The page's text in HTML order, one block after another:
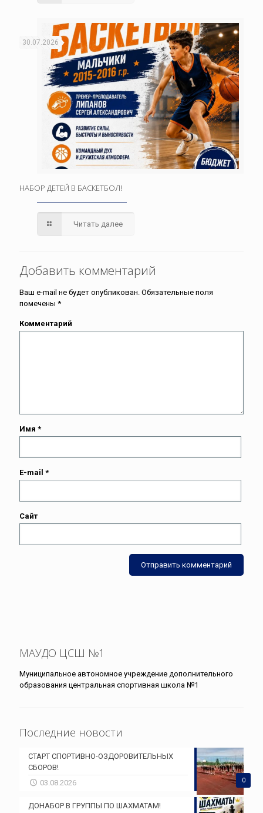
30.07.2026
НАБОР ДЕТЕЙ В БАСКЕТБОЛ!
Читать далее
Добавить комментарий
Ваш e-mail не будет опубликован. Обязательные поля
помечены *
Комментарий
Имя *
E-mail *
Сайт
МАУДО ЦСШ №1
Муниципальное автономное учреждение дополнительного
образования центральная спортивная школа №1
Последние новости
0
СТАРТ СПОРТИВНО-ОЗДОРОВИТЕЛЬНЫХ
СБОРОВ!
03.08.2026
ДОНАБОР В ГРУППЫ ПО ШАХМАТАМ!